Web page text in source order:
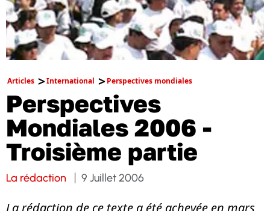
Articles International Perspectives mondiales
Perspectives
Mondiales 2006 -
Troisième partie
La rédaction 9 Juillet 2006
La rédaction de ce texte a été achevée en mars